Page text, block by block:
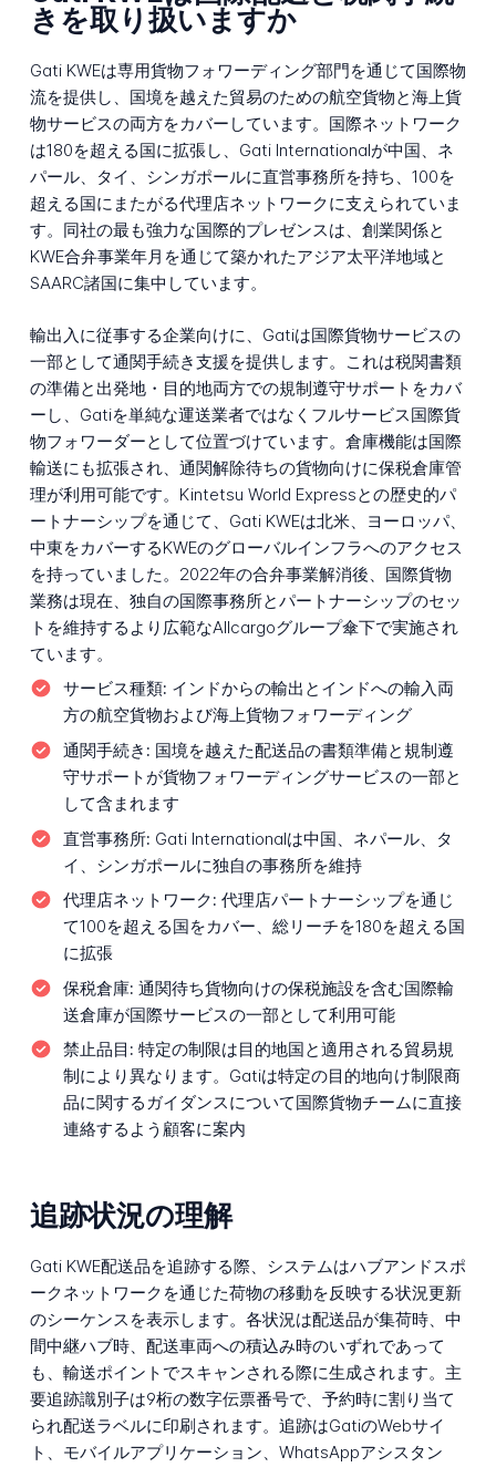
きを取り扱いますか
Gati KWEは専用貨物フォワーディング部門を通じて国際物
流を提供し、国境を越えた貿易のための航空貨物と海上貨
物サービスの両方をカバーしています。国際ネットワーク
は180を超える国に拡張し、Gati Internationalが中国、ネ
パール、タイ、シンガポールに直営事務所を持ち、100を
超える国にまたがる代理店ネットワークに支えられていま
す。同社の最も強力な国際的プレゼンスは、創業関係と
KWE合弁事業年月を通じて築かれたアジア太平洋地域と
SAARC諸国に集中しています。
輸出入に従事する企業向けに、Gatiは国際貨物サービスの
一部として通関手続き支援を提供します。これは税関書類
の準備と出発地・目的地両方での規制遵守サポートをカバ
ーし、Gatiを単純な運送業者ではなくフルサービス国際貨
物フォワーダーとして位置づけています。倉庫機能は国際
輸送にも拡張され、通関解除待ちの貨物向けに保税倉庫管
理が利用可能です。Kintetsu World Expressとの歴史的パ
ートナーシップを通じて、Gati KWEは北米、ヨーロッパ、
中東をカバーするKWEのグローバルインフラへのアクセス
を持っていました。2022年の合弁事業解消後、国際貨物
業務は現在、独自の国際事務所とパートナーシップのセッ
トを維持するより広範なAllcargoグループ傘下で実施され
ています。
サービス種類: インドからの輸出とインドへの輸入両
方の航空貨物および海上貨物フォワーディング
通関手続き: 国境を越えた配送品の書類準備と規制遵
守サポートが貨物フォワーディングサービスの一部と
して含まれます
直営事務所: Gati Internationalは中国、ネパール、タ
イ、シンガポールに独自の事務所を維持
代理店ネットワーク: 代理店パートナーシップを通じ
て100を超える国をカバー、総リーチを180を超える国
に拡張
保税倉庫: 通関待ち貨物向けの保税施設を含む国際輸
送倉庫が国際サービスの一部として利用可能
禁止品目: 特定の制限は目的地国と適用される貿易規
制により異なります。Gatiは特定の目的地向け制限商
品に関するガイダンスについて国際貨物チームに直接
連絡するよう顧客に案内
追跡状況の理解
Gati KWE配送品を追跡する際、システムはハブアンドスポ
ークネットワークを通じた荷物の移動を反映する状況更新
のシーケンスを表示します。各状況は配送品が集荷時、中
間中継ハブ時、配送車両への積込み時のいずれであって
も、輸送ポイントでスキャンされる際に生成されます。主
要追跡識別子は9桁の数字伝票番号で、予約時に割り当て
られ配送ラベルに印刷されます。追跡はGatiのWebサイ
ト、モバイルアプリケーション、WhatsAppアシスタン